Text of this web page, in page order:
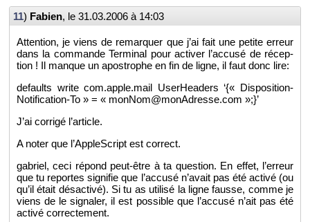
11) Fa­bien, le 31.03.2006 à 14:03
At­ten­tion, je viens de re­mar­quer que j’ai fait une pe­tite er­reur
dans la com­mande Ter­mi­nal pour ac­ti­ver l’ac­cusé de ré­cep­
tion ! Il manque un apos­trophe en fin de ligne, il faut donc lire:
de­faults write com.​apple.​mail Use­rHea­ders ‘{« Dis­po­si­tion-
No­ti­fi­ca­tion-To » = « monNom@​monAdresse.​com »;}’
J’ai cor­rigé l’ar­ticle.
A noter que l’Ap­pleS­cript est cor­rect.
ga­briel, ceci ré­pond peut-être à ta ques­tion. En effet, l’er­reur
que tu re­portes si­gni­fie que l’ac­cusé n’avait pas été ac­tivé (ou
qu’il était désac­tivé). Si tu as uti­lisé la ligne fausse, comme je
viens de le si­gna­ler, il est pos­sible que l’ac­cusé n’ait pas été
ac­tivé cor­rec­te­ment.